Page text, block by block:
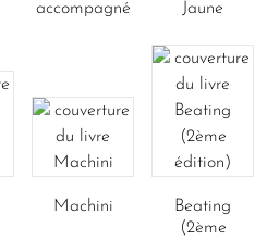
accompagné
Jaune
Machini
Beating
(2ème